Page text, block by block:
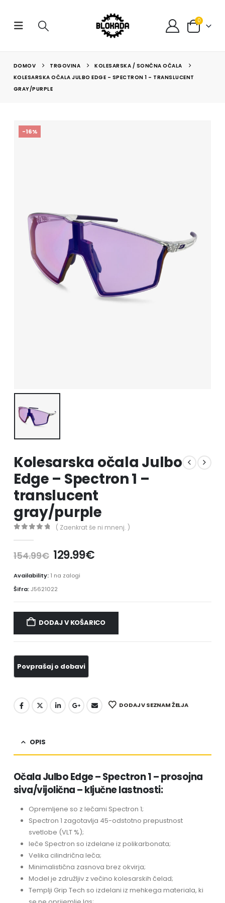
0
DOMOV TRGOVINA
KOLESARSKA / SONČNA OČALA
KOLESARSKA OČALA JULBO EDGE – SPECTRON 1 – TRANSLUCENT
GRAY/PURPLE
-16%
Kolesarska očala Julbo
Edge – Spectron 1 –
translucent
gray/purple
( Zaenkrat še ni mnenj. )
154.99€ 129.99€
Availability: 1 na zalogi
Šifra:J5621022
DODAJ V KOŠARICO
DODAJ V SEZNAM ŽELJA
OPIS
Očala Julbo Edge – Spectron 1 – prosojna
siva/vijolična – ključne lastnosti:
Opremljene so z lečami Spectron 1;
Spectron 1 zagotavlja 45-odstotno prepustnost
svetlobe (VLT %);
leče Spectron so izdelane iz polikarbonata;
Velika cilindrična leča;
Minimalistična zasnova brez okvirja;
Model je združljiv z večino kolesarskih čelad;
Templji Grip Tech so izdelani iz mehkega materiala, ki